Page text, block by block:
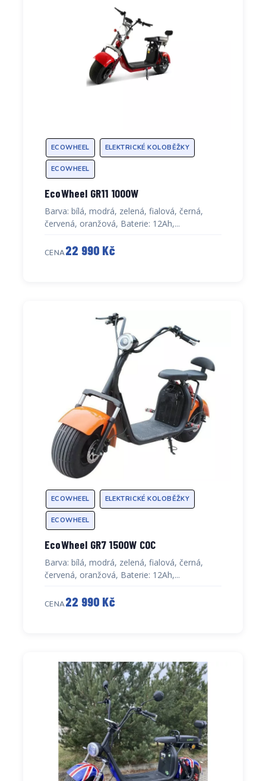
ECOWHEEL ELEKTRICKÉ KOLOBĚŽKY
ECOWHEEL
EcoWheel GR11 1000W
Barva: bílá, modrá, zelená, fialová, černá,
červená, oranžová, Baterie: 12Ah,...
CENA22 990 Kč
ECOWHEEL ELEKTRICKÉ KOLOBĚŽKY
ECOWHEEL
EcoWheel GR7 1500W COC
Barva: bílá, modrá, zelená, fialová, černá,
červená, oranžová, Baterie: 12Ah,...
CENA22 990 Kč